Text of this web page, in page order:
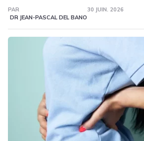
PAR
DR JEAN-PASCAL DEL BANO
30 JUIN. 2026